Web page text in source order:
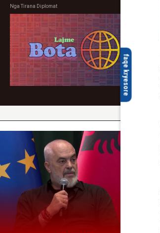
faqe kryesore
NgaTirana Diplomat